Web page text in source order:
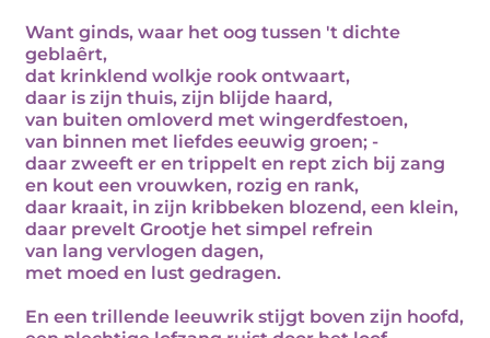
Want ginds, waar het oog tussen 't dichte
geblaêrt,
dat krinklend wolkje rook ontwaart,
daar is zijn thuis, zijn blijde haard,
van buiten omloverd met wingerdfestoen,
van binnen met liefdes eeuwig groen; -
daar zweeft er en trippelt en rept zich bij zang
en kout een vrouwken, rozig en rank,
daar kraait, in zijn kribbeken blozend, een klein,
daar prevelt Grootje het simpel refrein
van lang vervlogen dagen,
met moed en lust gedragen.
En een trillende leeuwrik stijgt boven zijn hoofd,